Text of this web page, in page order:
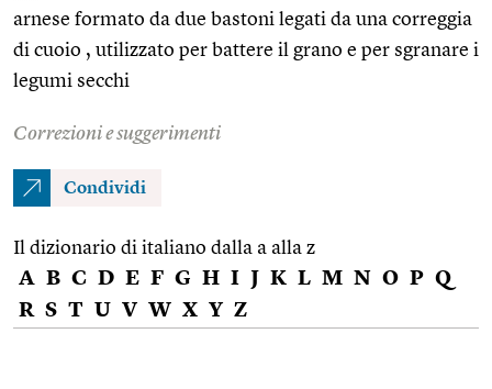
arnese formato da due bastoni legati da una correggia
di cuoio , utilizzato per battere il grano e per sgranare i
legumi secchi
Correzioni e suggerimenti
Condividi
Il dizionario di italiano dalla a alla z
A B C D E F G H I J K L M N O P Q
R S T U V W X Y Z